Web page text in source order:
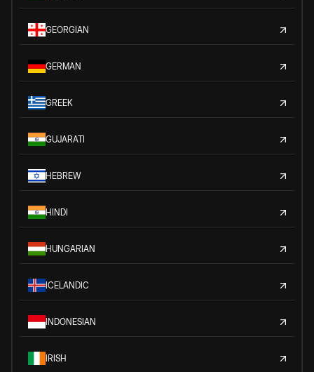
GEORGIAN
GERMAN
GREEK
GUJARATI
HEBREW
HINDI
HUNGARIAN
ICELANDIC
INDONESIAN
IRISH